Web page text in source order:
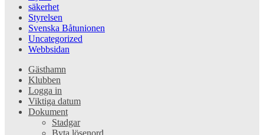
säkerhet
Styrelsen
Svenska Båtunionen
Uncategorized
Webbsidan
Gästhamn
Klubben
Logga in
Viktiga datum
Dokument
Stadgar
Byta lösenord